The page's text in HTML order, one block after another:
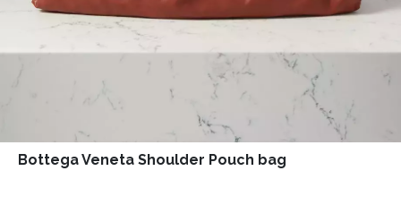
Bottega Veneta Shoulder Pouch bag